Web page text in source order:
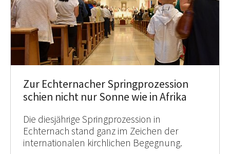
Zur Echternacher Springprozession
schien nicht nur Sonne wie in Afrika
Die diesjährige Springprozession in
Echternach stand ganz im Zeichen der
internationalen kirchlichen Begegnung.